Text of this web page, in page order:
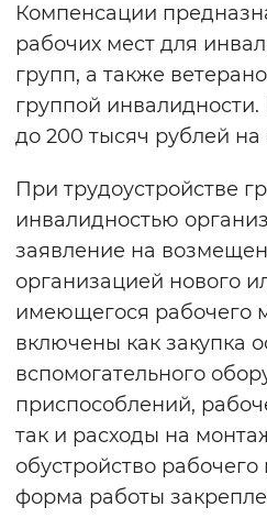
Включены
Воспроизвести
Вернуть
Компенсации
рабочих мест для
групп, а также
группой
до 200 тысяч рублей
При трудоустройстве
инвалидностью
заявление на
организацией нового
имеющегося рабочего
включены как закупка
вспомогательного
приспособлений,
так и расходы на
обустройство
форма работы